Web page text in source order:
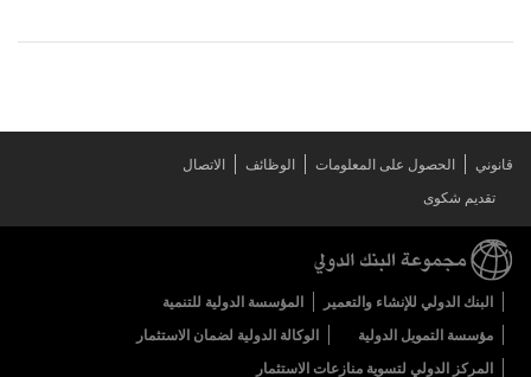
قانوني الحصول على المعلومات الوظائف
الاتصال
تقديم شكوى
البنك الدولي للإنشاء والتعمير
المؤسسة الدولية للتنمية
مؤسسة التمويل الدولية
الوكالة الدولية لضمان الاستثمار
المركز الدولي لتسوية منازعات الاستثمار